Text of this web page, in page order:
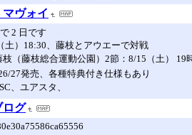
ヴォイ
2 日です
土）18:30、藤枝とアウエーで対戦
（藤枝総合運動公園）2節：8/15（土） 19
27発売、各種特典付き仕様もあり
、ユアスタ、
ログ